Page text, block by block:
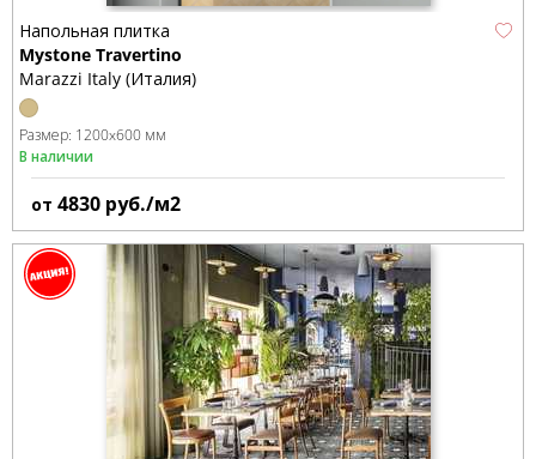
Напольная плитка
Mystone Travertino
Marazzi Italy (Италия)
Размер: 1200x600 мм
В наличии
от 4830 руб./м2